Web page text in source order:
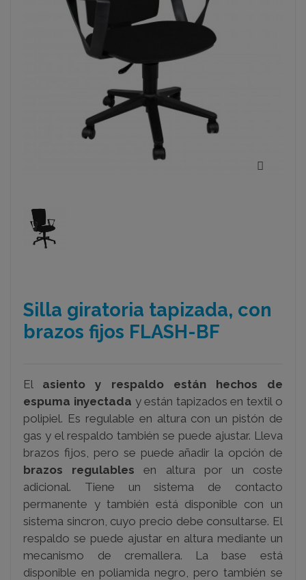
Silla giratoria tapizada, con
brazos fijos FLASH-BF
El asiento y respaldo están hechos de
espuma inyectada y están tapizados en textil o
polipiel. Es regulable en altura con un pistón de
gas y el respaldo también se puede ajustar. Lleva
brazos fijos, pero se puede añadir la opción de
brazos regulables en altura por un coste
adicional. Tiene un sistema de contacto
permanente y también está disponible con un
sistema sincron, cuyo precio debe consultarse. El
respaldo se puede ajustar en altura mediante un
mecanismo de cremallera. La base está
disponible en poliamida negro, pero también se